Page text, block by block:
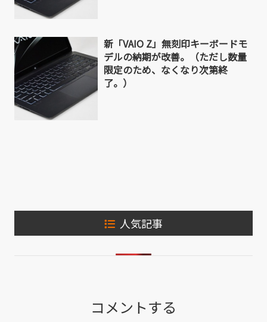
新「VAIO Z」無刻印キーボードモ
デルの納期が改善。（ただし数量
限定のため、なくなり次第終
了。）
人気記事
コメントする